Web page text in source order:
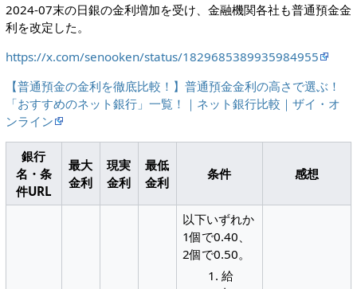
2024-07末の日銀の金利増加を受け、金融機関各社も普通預金金
利を改定した。
https://x.com/senooken/status/1829685389935984955
【普通預金の金利を徹底比較！】普通預金金利の高さで選ぶ！
「おすすめのネット銀行」一覧！｜ネット銀行比較｜ザイ・オ
ンライン
銀行
名・条
件URL
最大
金利
現実
金利
最低
金利
条件 感想
以下いずれか
1個で0.40、
2個で0.50。
給